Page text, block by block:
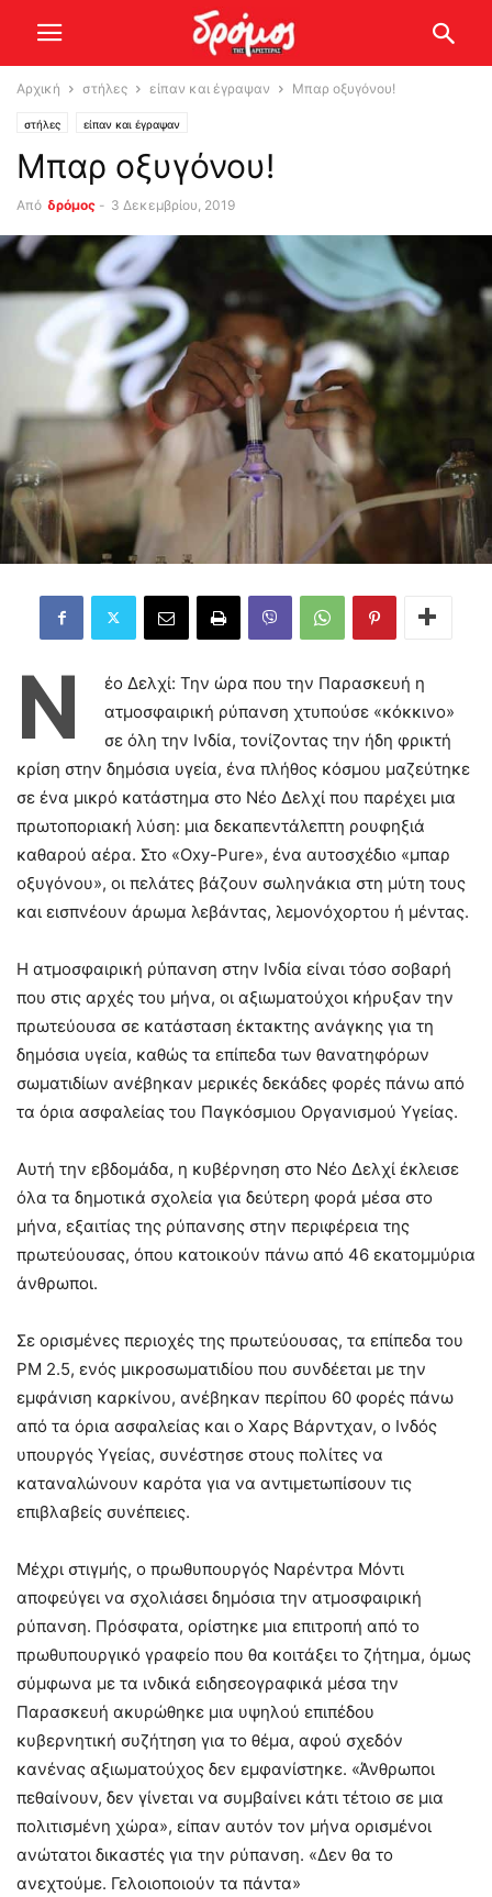
Αρχική στήλες είπαν και έγραψαν Μπαρ οξυγόνου!
στήλες είπαν και έγραψαν
Μπαρ οξυγόνου!
Από δρόμος - 3 Δεκεμβρίου, 2019
Ν
έο Δελχί: Την ώρα που την Παρασκευή η
ατμοσφαιρική ρύπανση χτυπούσε «κόκκινο»
σε όλη την Ινδία, τονίζοντας την ήδη φρικτή
κρίση στην δημόσια υγεία, ένα πλήθος κόσμου μαζεύτηκε
σε ένα μικρό κατάστημα στο Νέο Δελχί που παρέχει μια
πρωτοποριακή λύση: μια δεκαπεντάλεπτη ρουφηξιά
καθαρού αέρα. Στο «Oxy-Pure», ένα αυτοσχέδιο «μπαρ
οξυγόνου», οι πελάτες βάζουν σωληνάκια στη μύτη τους
και εισπνέουν άρωμα λεβάντας, λεμονόχορτου ή μέντας.
Η ατμοσφαιρική ρύπανση στην Ινδία είναι τόσο σοβαρή
που στις αρχές του μήνα, οι αξιωματούχοι κήρυξαν την
πρωτεύουσα σε κατάσταση έκτακτης ανάγκης για τη
δημόσια υγεία, καθώς τα επίπεδα των θανατηφόρων
σωματιδίων ανέβηκαν μερικές δεκάδες φορές πάνω από
τα όρια ασφαλείας του Παγκόσμιου Οργανισμού Υγείας.
Αυτή την εβδομάδα, η κυβέρνηση στο Νέο Δελχί έκλεισε
όλα τα δημοτικά σχολεία για δεύτερη φορά μέσα στο
μήνα, εξαιτίας της ρύπανσης στην περιφέρεια της
πρωτεύουσας, όπου κατοικούν πάνω από 46 εκατομμύρια
άνθρωποι.
Σε ορισμένες περιοχές της πρωτεύουσας, τα επίπεδα του
PM 2.5, ενός μικροσωματιδίου που συνδέεται με την
εμφάνιση καρκίνου, ανέβηκαν περίπου 60 φορές πάνω
από τα όρια ασφαλείας και ο Χαρς Βάρντχαν, ο Ινδός
υπουργός Υγείας, συνέστησε στους πολίτες να
καταναλώνουν καρότα για να αντιμετωπίσουν τις
επιβλαβείς συνέπειες.
Μέχρι στιγμής, ο πρωθυπουργός Ναρέντρα Μόντι
αποφεύγει να σχολιάσει δημόσια την ατμοσφαιρική
ρύπανση. Πρόσφατα, ορίστηκε μια επιτροπή από το
πρωθυπουργικό γραφείο που θα κοιτάξει το ζήτημα, όμως
σύμφωνα με τα ινδικά ειδησεογραφικά μέσα την
Παρασκευή ακυρώθηκε μια υψηλού επιπέδου
κυβερνητική συζήτηση για το θέμα, αφού σχεδόν
κανένας αξιωματούχος δεν εμφανίστηκε. «Άνθρωποι
πεθαίνουν, δεν γίνεται να συμβαίνει κάτι τέτοιο σε μια
πολιτισμένη χώρα», είπαν αυτόν τον μήνα ορισμένοι
ανώτατοι δικαστές για την ρύπανση. «Δεν θα το
ανεχτούμε. Γελοιοποιούν τα πάντα»